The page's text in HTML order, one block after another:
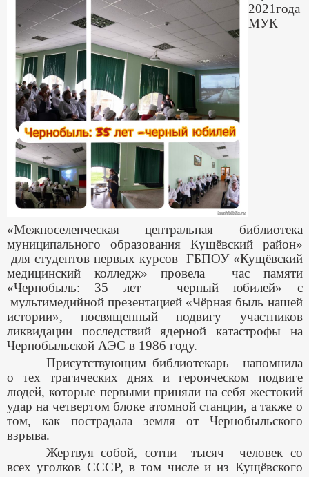
2021года
МУК
«Межпоселенческая центральная библиотека
муниципального образования Кущёвский район»
для студентов первых курсов ГБПОУ «Кущёвский
медицинский колледж» провела час памяти
«Чернобыль: 35 лет – черный юбилей» с
мультимедийной презентацией «Чёрная быль нашей
истории», посвященный подвигу участников
ликвидации последствий ядерной катастрофы на
Чернобыльской АЭС в 1986 году.
Присутствующим библиотекарь напомнила
о тех трагических днях и героическом подвиге
людей, которые первыми приняли на себя жестокий
удар на четвертом блоке атомной станции, а также о
том, как пострадала земля от Чернобыльского
взрыва.
Жертвуя собой, сотни тысяч человек со
всех уголков СССР, в том числе и из Кущёвского